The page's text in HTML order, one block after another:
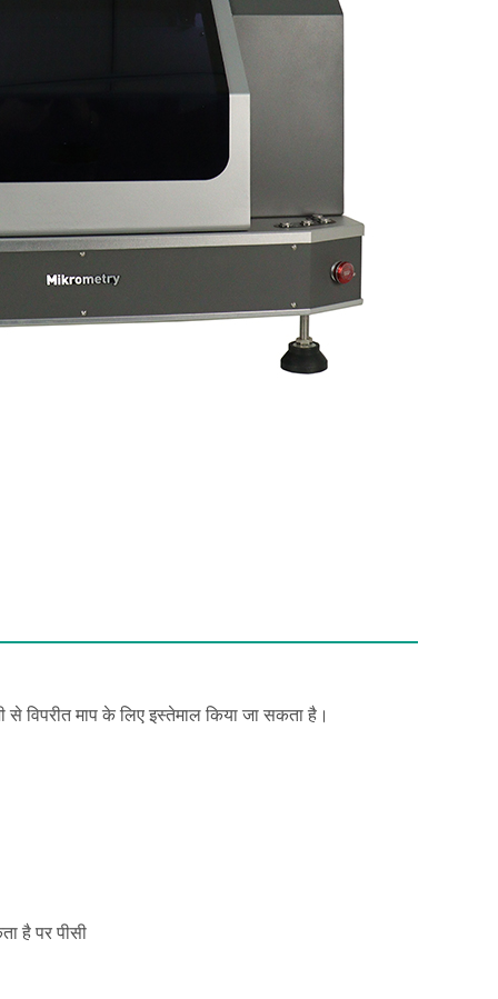
विपरीत माप के लिए इस्तेमाल किया जा सकता है।
है पर पीसी